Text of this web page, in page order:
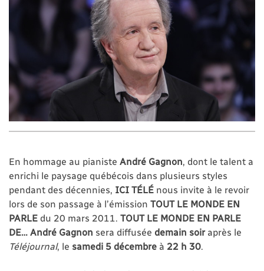
En hommage au pianiste André Gagnon, dont le talent a
enrichi le paysage québécois dans plusieurs styles
pendant des décennies, ICI TÉLÉ nous invite à le revoir
lors de son passage à l’émission TOUT LE MONDE EN
PARLE du 20 mars 2011. TOUT LE MONDE EN PARLE
DE… André Gagnon sera diffusée demain soiraprès le
Téléjournal, le samedi 5 décembre à 22 h 30.